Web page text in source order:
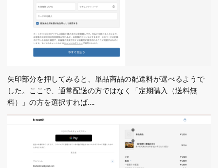
矢印部分を押してみると、単品商品の配送料が選べるようで
した。ここで、通常配送の方ではなく「定期購入（送料無
料）」の方を選択すれば….